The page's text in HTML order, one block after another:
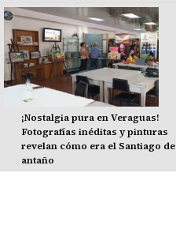
¡Nostalgia pura en Veraguas!
Fotografías inéditas y pinturas
revelan cómo era el Santiago de
antaño